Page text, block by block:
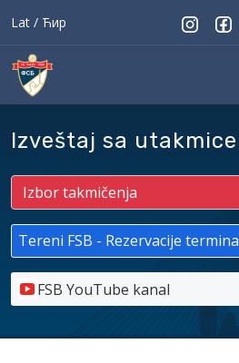
Lat / Ћир
Izveštaj sa utakmice
Tereni FSB - Rezervacije termina
FSB YouTube kanal